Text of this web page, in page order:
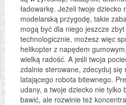
ładowarkę. Jeżeli twoje dziecko
modelarską przygodę, takie
mogą być dla niego jeszcze
technologicznie, możesz więc
helikopter z napędem
wielką radość. A jeśli twoja
zdalnie sterowane, zdecyduj się
latającego robota bitewnego.
udany, a twoje dziecko nie tylko
bawić, ale rozwinie też